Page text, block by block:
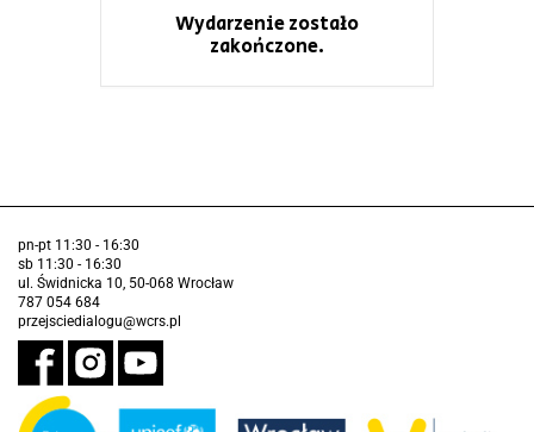
Wydarzenie zostało
zakończone.
pn-pt 11:30 - 16:30
sb 11:30 - 16:30
ul. Świdnicka 10, 50-068 Wrocław
787 054 684
przejsciedialogu@wcrs.pl